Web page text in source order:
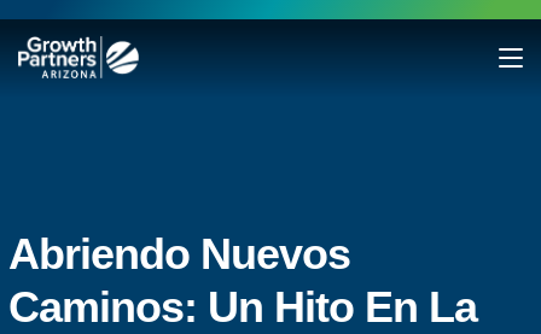
Abriendo Nuevos
Caminos: Un Hito En La